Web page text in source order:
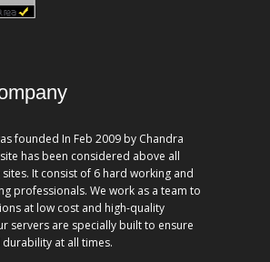
founded In Feb 2009 by Chandra
has been considered above all
It consist of 6 hard working and
professionals. We work as a team to
at low cost and high-quality
servers are specially built to ensure
at all times.